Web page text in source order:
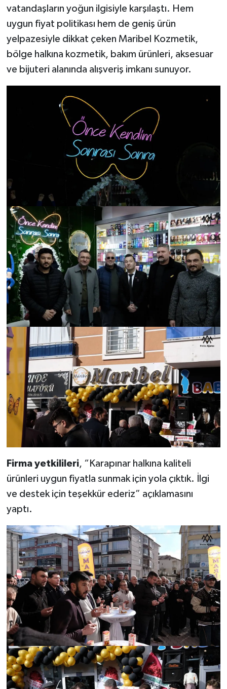
vatandaşların yoğun ilgisiyle karşılaştı. Hem
uygun fiyat politikası hem de geniş ürün
yelpazesiyle dikkat çeken Maribel Kozmetik,
bölge halkına kozmetik, bakım ürünleri, aksesuar
ve bijuteri alanında alışveriş imkanı sunuyor.
Firma yetkilileri, “Karapınar halkına kaliteli
ürünleri uygun fiyatla sunmak için yola çıktık. İlgi
ve destek için teşekkür ederiz” açıklamasını
yaptı.